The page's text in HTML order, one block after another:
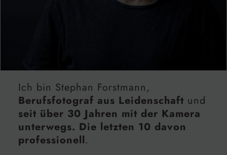
Ich bin Stephan Forstmann,
Berufsfotograf aus Leidenschaft und
seit über 30 Jahren mit der Kamera
unterwegs. Die letzten 10 davon
professionell.